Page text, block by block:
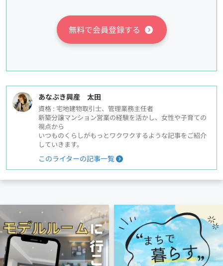
無料で会員登録する
あなぶき興産 太田
資格 : 宅地建物取引士、管理業務主任者
新築分譲マンション営業の経験を活かし、女性や子育ての
視点から
いつものくらしがもっとワクワクするような記事をご紹介
していきます。
このライターの記事一覧